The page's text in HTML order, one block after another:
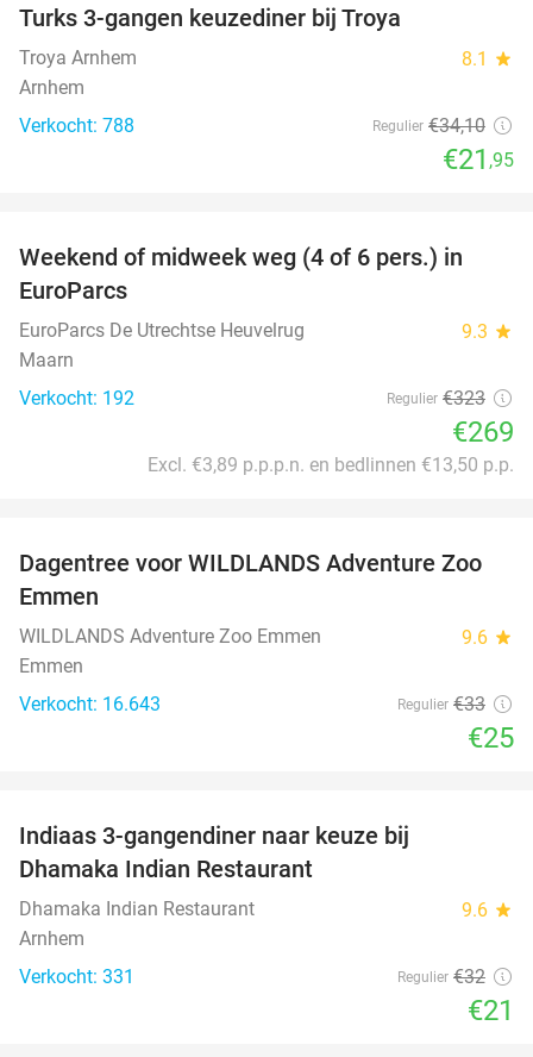
Turks 3-gangen keuzediner bij Troya
Troya Arnhem 8.1 star
Arnhem
Verkocht: 788
Regulier €34,10
€21 ,95
17%
Weekend of midweek weg (4 of 6 pers.) in
EuroParcs
EuroParcs De Utrechtse Heuvelrug 9.3 star
Maarn
Verkocht: 192
Regulier €323
€269
Excl. €3,89 p.p.p.n. en bedlinnen €13,50 p.p.
24%
Dagentree voor WILDLANDS Adventure Zoo
Emmen
WILDLANDS Adventure Zoo Emmen 9.6 star
Emmen
Verkocht: 16.643
Regulier €33
€25
Indiaas 3-gangendiner naar keuze bij
Dhamaka Indian Restaurant
Dhamaka Indian Restaurant 9.6 star
Arnhem
Verkocht: 331
Regulier €32
€21